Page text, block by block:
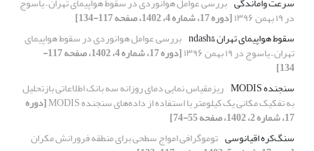
در ۱۹ بهمن ۱۳۹۶
[دوره 17، شماره 4، 1402، صفحه 117-134]
سقوط هواپیمای تهران &‌ndash
بررسی عوامل هوانوردی در سقوط هواپیمای
تهران – یاسوج در ۱۹ بهمن ۱۳۹۶ [دوره 17، شماره 4، 1402، صفحه 117-
134]
سنجنده MODIS
ریزمقیاس نمایی دمای روزانه سه بانک اطلاعاتی بازتحلیل
به تفکیک مکانی یک کیلومتر با استفاده از داده‌های سنجنده MODIS [دوره
17، شماره 2، 1402، صفحه 55-74]
سنگ‌کره اقیانوسی توموگرافی امواج سطحی برای منطقه فرورانش مکران